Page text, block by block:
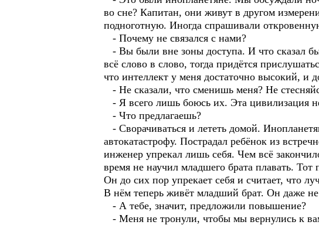
во сне? Капитан, они живут в другом
подноготную. Иногда спрашивали
- Почему не связался с нами?
- Вы были вне зоны доступа. И что сказал
всё слово в слово, тогда придётся
что интеллект у меня достаточно высокий, и
- Не сказали, что сменишь меня? Не
- Я всего лишь боюсь их. Эта цивилизация
- Что предлагаешь?
- Сворачиваться и лететь домой.
автокатастрофу. Пострадал ребёнок из
инженер упрекал лишь себя. Чем всё
время не научил младшего брата плавать.
Он до сих пор упрекает себя и считает, что
В нём теперь живёт младший брат. Он даже
- А тебе, значит, предложили повышение?
- Меня не тронули, чтобы мы вернулись к